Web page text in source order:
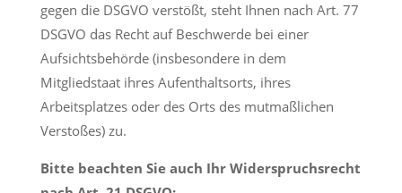
gegen die DSGVO verstößt, steht Ihnen nach Art. 77
DSGVO das Recht auf Beschwerde bei einer
Aufsichtsbehörde (insbesondere in dem
Mitgliedstaat ihres Aufenthaltsorts, ihres
Arbeitsplatzes oder des Orts des mutmaßlichen
Verstoßes) zu.
Bitte beachten Sie auch Ihr Widerspruchsrecht